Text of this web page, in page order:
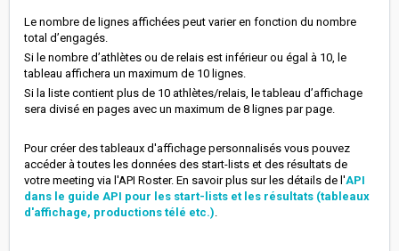
Le nombre de lignes affichées peut varier en fonction du nombre
total d’engagés.
Si le nombre d’athlètes ou de relais est inférieur ou égal à 10, le
tableau affichera un maximum de 10 lignes.
Si la liste contient plus de 10 athlètes/relais, le tableau d’affichage
sera divisé en pages avec un maximum de 8 lignes par page.
Pour créer des tableaux d'affichage personnalisés vous pouvez
accéder à toutes les données des start-lists et des résultats de
votre meeting via l'API Roster. En savoir plus sur les détails de l'API
dans le guide API pour les start-lists et les résultats (tableaux
d'affichage, productions télé etc.).